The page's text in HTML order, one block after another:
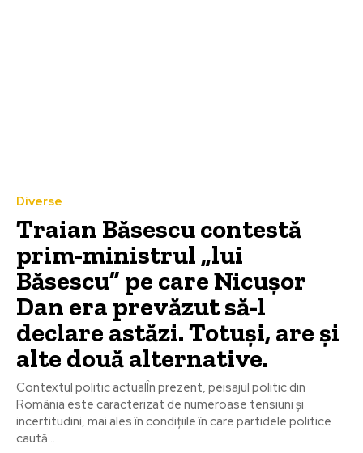
Diverse
Traian Băsescu contestă
prim-ministrul „lui
Băsescu” pe care Nicușor
Dan era prevăzut să-l
declare astăzi. Totuși, are și
alte două alternative.
Contextul politic actualÎn prezent, peisajul politic din
România este caracterizat de numeroase tensiuni și
incertitudini, mai ales în condițiile în care partidele politice
caută...